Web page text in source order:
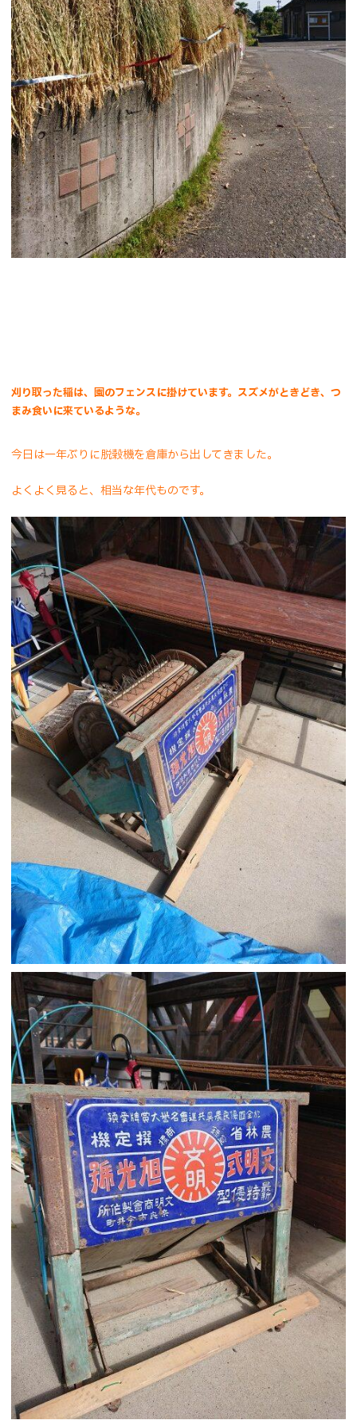
刈り取った稲は、園のフェンスに掛けています。スズメがときどき、つ
まみ食いに来ているような。
今日は一年ぶりに脱穀機を倉庫から出してきました。
よくよく見ると、相当な年代ものです。